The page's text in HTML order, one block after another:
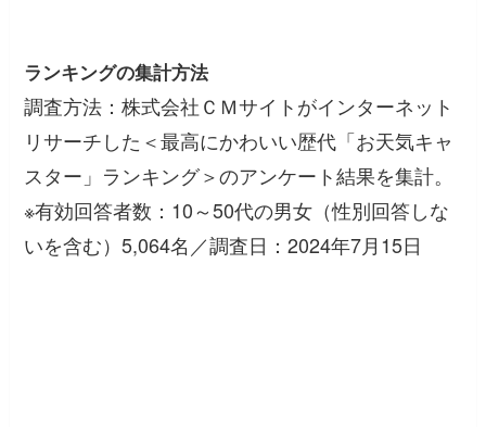
ランキングの集計方法
調査方法：株式会社ＣＭサイトがインターネット
リサーチした＜最高にかわいい歴代「お天気キャ
スター」ランキング＞のアンケート結果を集計。
※有効回答者数：10～50代の男女（性別回答しな
いを含む）5,064名／調査日：2024年7月15日